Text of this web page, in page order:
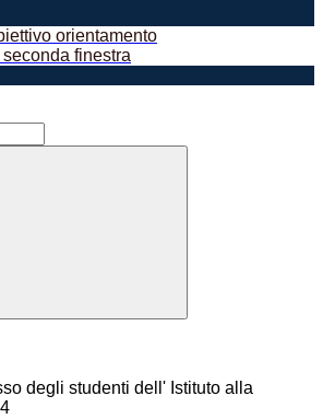
orientamento
finestra
degli studenti dell' Istituto alla